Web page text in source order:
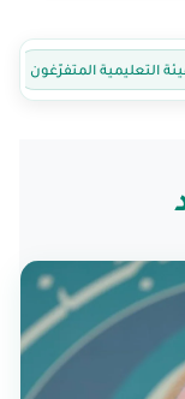
التعليمية المتفرّغون